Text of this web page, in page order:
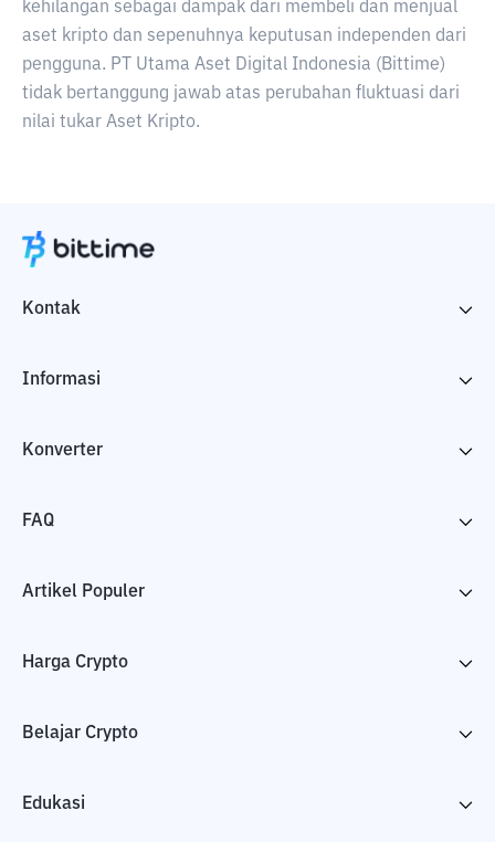
kehilangan sebagai dampak dari membeli dan menjual
aset kripto dan sepenuhnya keputusan independen dari
pengguna. PT Utama Aset Digital Indonesia (Bittime)
tidak bertanggung jawab atas perubahan fluktuasi dari
nilai tukar Aset Kripto.
Kontak
Informasi
Konverter
FAQ
Artikel Populer
Harga Crypto
Belajar Crypto
Edukasi